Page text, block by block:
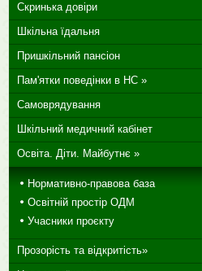
Скринька довіри
Шкільна їдальня
Пришкільний пансіон
Пам'ятки поведінки в НС »
Самоврядування
Шкільний медичний кабінет
Освіта. Діти. Майбутнє »
Нормативно-правова база
Освітній простір ОДМ
Учасники проєкту
Прозорість та відкритість»